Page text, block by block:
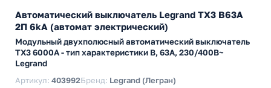
Автоматический выключатель Legrand TX3 B63A
2П 6kA (автомат электрический)
Модульный двухполюсный автоматический выключатель
TX3 6000А - тип характеристики B, 63А, 230/400В~
Legrand
Артикул: 403992Бренд: Legrand (Легран)